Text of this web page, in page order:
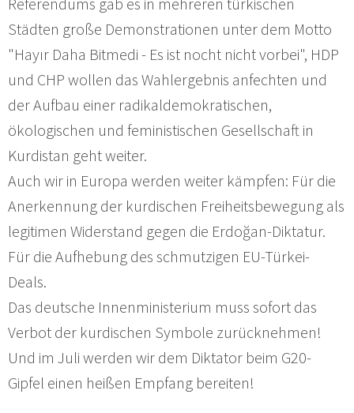
Städten große Demonstrationen unter dem Motto
"Hayır Daha Bitmedi - Es ist nocht nicht vorbei", HDP
und CHP wollen das Wahlergebnis anfechten und
der Aufbau einer radikaldemokratischen,
ökologischen und feministischen Gesellschaft in
Kurdistan geht weiter.
Auch wir in Europa werden weiter kämpfen: Für die
Anerkennung der kurdischen Freiheitsbewegung als
legitimen Widerstand gegen die Erdoğan-Diktatur.
Für die Aufhebung des schmutzigen EU-Türkei-
Deals.
Das deutsche Innenministerium muss sofort das
Verbot der kurdischen Symbole zurücknehmen!
Und im Juli werden wir dem Diktator beim G20-
Gipfel einen heißen Empfang bereiten!